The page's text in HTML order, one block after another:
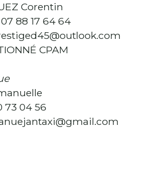
Corentin
88 17 64 64
CPAM
73 04 56